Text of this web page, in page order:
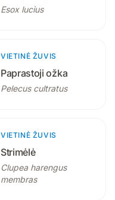
Esox lucius
2 produktai
VIETINĖ ŽUVIS
Paprastoji ožka
Pelecus cultratus
2 produktai
VIETINĖ ŽUVIS
Strimėlė
Clupea harengus
membras